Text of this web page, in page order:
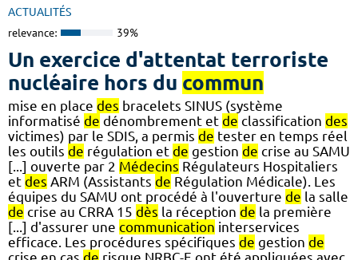
ACTUALITÉS
relevance: 39%
Un exercice d'attentat terroriste
nucléaire hors du commun
mise en place des bracelets SINUS (système
informatisé de dénombrement et de classification des
victimes) par le SDIS, a permis de tester en temps réel
les outils de régulation et de gestion de crise au SAMU
[...] ouverte par 2 Médecins Régulateurs Hospitaliers
et des ARM (Assistants de Régulation Médicale). Les
équipes du SAMU ont procédé à l'ouverture de la salle
de crise au CRRA 15 dès la réception de la première
[...] d'assurer une communication interservices
efficace. Les procédures spécifiques de gestion de